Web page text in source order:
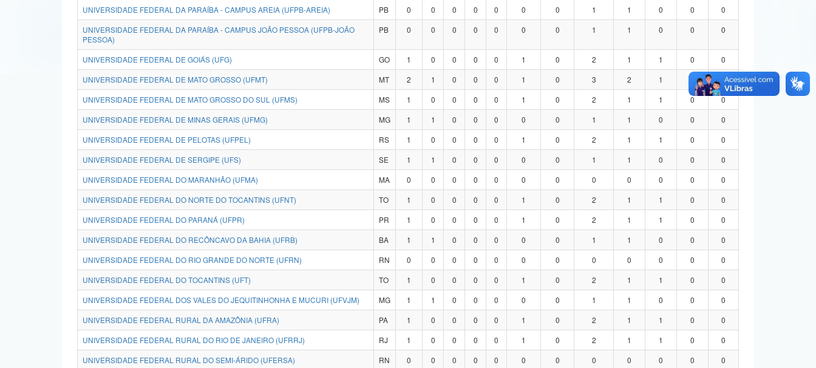
UNIVERSIDADE FEDERAL DA PARAÍBA - CAMPUS AREIA (UFPB-AREIA) PB 0 0 0 0 0 0 0 1 1 0 0
0
UNIVERSIDADE FEDERAL DA PARAÍBA - CAMPUS JOÃO PESSOA (UFPB-JOÃO
PESSOA)
PB 0 0 0 0 0 0 0 1 1 0 0 0
UNIVERSIDADE FEDERAL DE GOIÁS (UFG) GO 1 0 0 0 0 1 0 2 1 1 0
0
UNIVERSIDADE FEDERAL DE MATO GROSSO (UFMT)
MT 2 1 0 0 0 1 0 3 2 1
0
UNIVERSIDADE FEDERAL DE MATO GROSSO DO SUL (UFMS)
MS 1 0 0 0 0 1 0 2 1 1 0
0
UNIVERSIDADE FEDERAL DE MINAS GERAIS (UFMG)
MG 1 1 0 0 0 0 0 1 1 0 0
0
UNIVERSIDADE FEDERAL DE PELOTAS (UFPEL)
RS 1 0 0 0 0 1 0 2 1 1 0
0
UNIVERSIDADE FEDERAL DE SERGIPE (UFS)
SE 1 1 0 0 0 0 0 1 1 0 0
0
UNIVERSIDADE FEDERAL DO MARANHÃO (UFMA)
MA 0 0 0 0 0 0 0 0 0 0 0
0
UNIVERSIDADE FEDERAL DO NORTE DO TOCANTINS (UFNT)
TO 1 0 0 0 0 1 0 2 1 1 0
0
UNIVERSIDADE FEDERAL DO PARANÁ (UFPR)
PR 1 0 0 0 0 1 0 2 1 1 0
0
UNIVERSIDADE FEDERAL DO RECÔNCAVO DA BAHIA (UFRB)
BA 1 1 0 0 0 0 0 1 1 0 0
0
UNIVERSIDADE FEDERAL DO RIO GRANDE DO NORTE (UFRN)
RN 0 0 0 0 0 0 0 0 0 0 0
0
UNIVERSIDADE FEDERAL DO TOCANTINS (UFT)
TO 1 0 0 0 0 1 0 2 1 1 0
0
UNIVERSIDADE FEDERAL DOS VALES DO JEQUITINHONHA E MUCURI (UFVJM)
MG 1 1 0 0 0 0 0 1 1 0 0
0
UNIVERSIDADE FEDERAL RURAL DA AMAZÔNIA (UFRA)
PA 1 0 0 0 0 1 0 2 1 1 0
0
UNIVERSIDADE FEDERAL RURAL DO RIO DE JANEIRO (UFRRJ)
RJ 1 0 0 0 0 1 0 2 1 1 0
0
UNIVERSIDADE FEDERAL RURAL DO SEMI-ÁRIDO (UFERSA)
RN 0 0 0 0 0 0 0 0 0 0 0 0